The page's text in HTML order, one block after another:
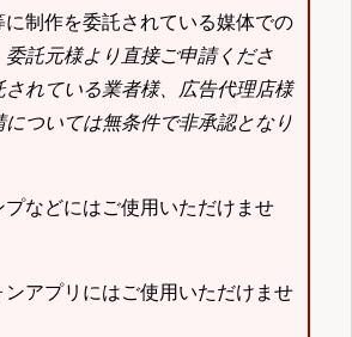
制作を委託されている媒体での
委託元様より直接ご申請くださ
されている業者様、広告代理店様
については無条件で非承認となり
などにはご使用いただけませ
アプリにはご使用いただけませ